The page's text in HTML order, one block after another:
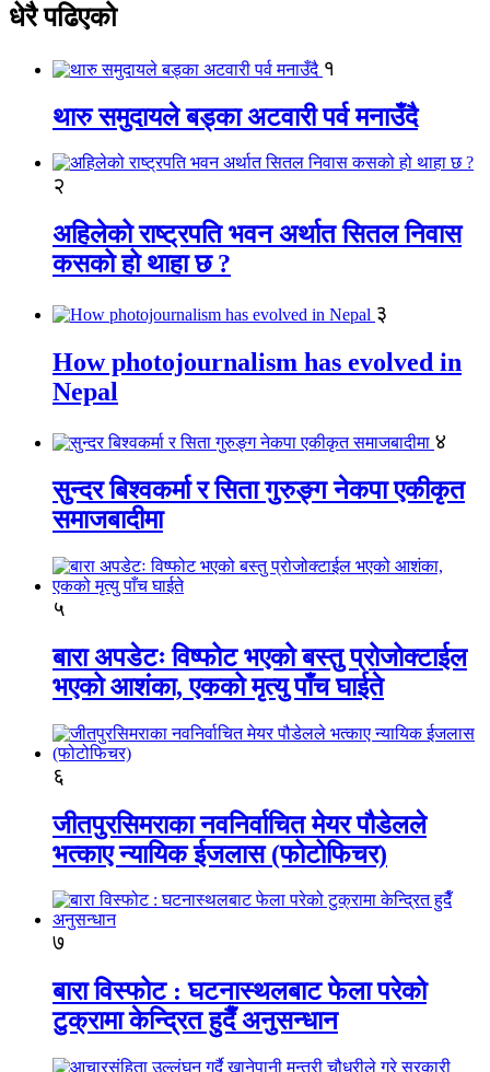
धेरै पढिएको
१
थारु समुदायले बड्का अटवारी पर्व मनाउँदै
२
अहिलेको राष्ट्रपति भवन अर्थात सितल निवास
कसको हो थाहा छ ?
३
How photojournalism has evolved in
Nepal
४
सुन्दर बिश्वकर्मा र सिता गुरुङ्ग नेकपा एकीकृत
समाजबादीमा
५
बारा अपडेटः विष्फोट भएको बस्तु प्रोजोक्टाईल
भएको आशंका, एकको मृत्यु पाँच घाईते
६
जीतपुरसिमराका नवनिर्वाचित मेयर पौडेलले
भत्काए न्यायिक ईजलास (फोटोफिचर)
७
बारा विस्फोट : घटनास्थलबाट फेला परेको
टुक्रामा केन्द्रित हुदैँ अनुसन्धान